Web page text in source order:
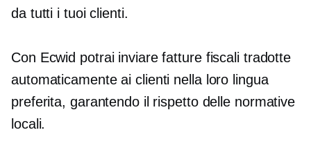
da tutti i tuoi clienti.
Con Ecwid potrai inviare fatture fiscali tradotte
automaticamente ai clienti nella loro lingua
preferita, garantendo il rispetto delle normative
locali.